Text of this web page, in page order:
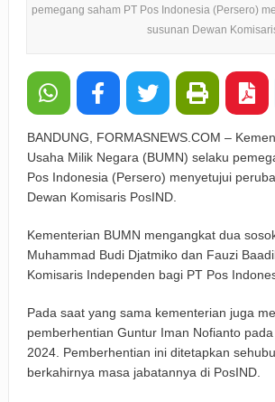
pemegang saham PT Pos Indonesia (Persero)
susunan Dewan
BANDUNG, FORMASNEWS.COM –
Usaha Milik Negara (BUMN) selaku
Pos Indonesia (Persero) menyetujui
Dewan Komisaris PosIND.
Kementerian BUMN mengangkat dua
Muhammad Budi Djatmiko dan Fauzi
Komisaris Independen bagi PT Pos
Pada saat yang sama kementerian juga
pemberhentian Guntur Iman Nofianto
2024. Pemberhentian ini ditetapkan
berkahirnya masa jabatannya di PosIND.